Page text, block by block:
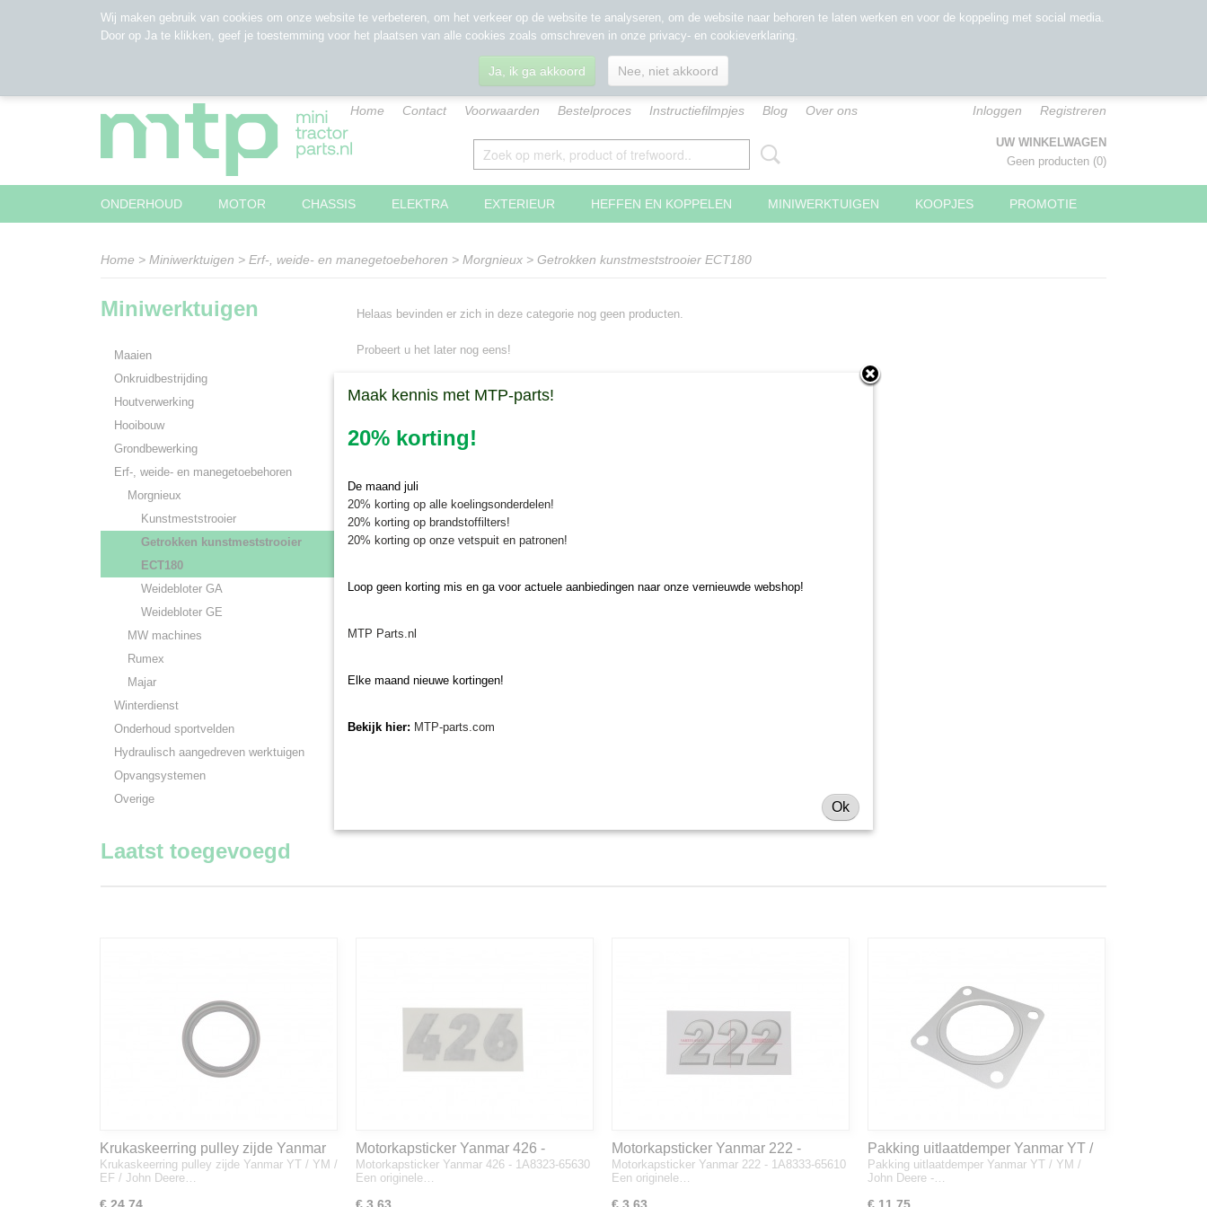
Home Contact Voorwaarden Bestelproces Instructiefilmpjes Blog Over ons Inloggen Registreren
UW WINKELWAGEN
Geen producten (0)
ONDERHOUD MOTOR CHASSIS ELEKTRA EXTERIEUR HEFFEN EN KOPPELEN MINIWERKTUIGEN KOOPJES PROMOTIE
Home > Miniwerktuigen > Erf-, weide- en manegetoebehoren > Morgnieux > Getrokken kunstmeststrooier ECT180
Miniwerktuigen
Maaien
Onkruidbestrijding
Houtverwerking
Hooibouw
Grondbewerking
Erf-, weide- en manegetoebehoren
Morgnieux
Kunstmeststrooier
Getrokken kunstmeststrooier
ECT180
Weidebloter GA
Weidebloter GE
MW machines
Rumex
Majar
Winterdienst
Onderhoud sportvelden
Hydraulisch aangedreven werktuigen
Opvangsystemen
Overige
Helaas bevinden er zich in deze categorie nog geen producten.
Probeert u het later nog eens!
Laatst toegevoegd
Krukaskeerring pulley zijde Yanmar
YT / YM / EF / John Deere - 119934-
01800
Krukaskeerring pulley zijde Yanmar YT / YM /
EF / John Deere…
Motorkapsticker Yanmar 426 -
1A8323-65630
Motorkapsticker Yanmar 426 - 1A8323-65630
Een originele…
Motorkapsticker Yanmar 222 -
1A8333-65610
Motorkapsticker Yanmar 222 - 1A8333-65610
Een originele…
Pakking uitlaatdemper Yanmar YT /
YM / John Deere - 128300-13230
Pakking uitlaatdemper Yanmar YT / YM /
John Deere -…
Wij maken gebruik van cookies om onze website te verbeteren, om het verkeer op de website te analyseren, om de website naar behoren te laten werken en voor de koppeling met social media.
Door op Ja te klikken, geef je toestemming voor het plaatsen van alle cookies zoals omschreven in onze privacy- en cookieverklaring.
Ja, ik ga akkoord Nee, niet akkoord
Maak kennis met MTP-parts!
20% korting!
De maand juli
20% korting op alle koelingsonderdelen!
20% korting op brandstoffilters!
20% korting op onze vetspuit en patronen!
Loop geen korting mis en ga voor actuele aanbiedingen naar onze vernieuwde webshop!
MTP Parts.nl
Elke maand nieuwe kortingen!
Bekijk hier: MTP-parts.com
Ok